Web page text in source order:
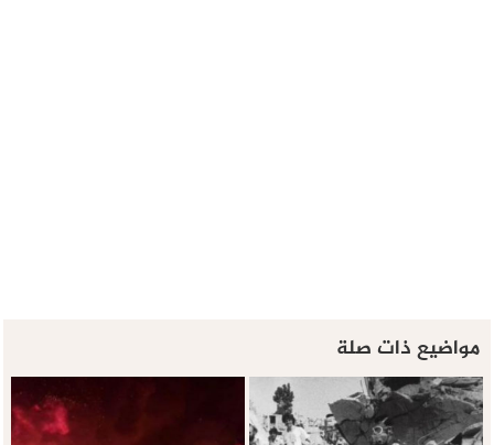
مواضيع ذات صلة